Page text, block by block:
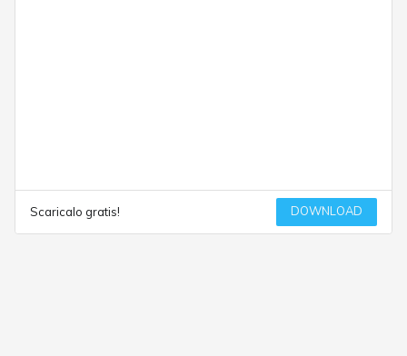
Scaricalo gratis! DOWNLOAD